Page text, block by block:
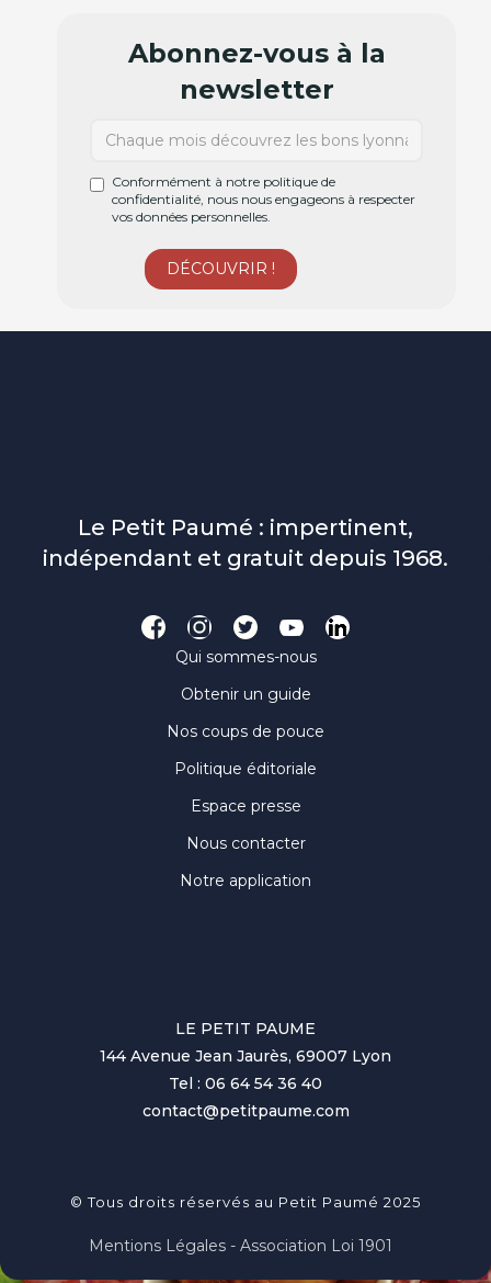
Abonnez-vous à la
newsletter
Conformément à notre politique de
confidentialité, nous nous engageons à respecter
vos données personnelles.
Le Petit Paumé : impertinent,
indépendant et gratuit depuis 1968.
Qui sommes-nous
Obtenir un guide
Nos coups de pouce
Politique éditoriale
Espace presse
Nous contacter
Notre application
LE PETIT PAUME
144 Avenue Jean Jaurès, 69007 Lyon
Tel : 06 64 54 36 40
contact@petitpaume.com
© Tous droits réservés au Petit Paumé 2025
Mentions Légales - Association Loi 1901